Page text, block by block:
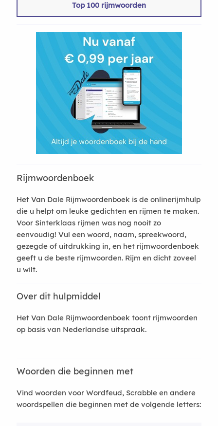
Top 100 rijmwoorden
Rijmwoordenboek
Het Van Dale Rijmwoordenboek is de onlinerijmhulp
die u helpt om leuke gedichten en rijmen te maken.
Voor Sinterklaas rijmen was nog nooit zo
eenvoudig! Vul een woord, naam, spreekwoord,
gezegde of uitdrukking in, en het rijmwoordenboek
geeft u de beste rijmwoorden. Rijm en dicht zoveel
u wilt.
Over dit hulpmiddel
Het Van Dale Rijmwoordenboek toont rijmwoorden
op basis van Nederlandse uitspraak.
Woorden die beginnen met
Vind woorden voor Wordfeud, Scrabble en andere
woordspellen die beginnen met de volgende letters: